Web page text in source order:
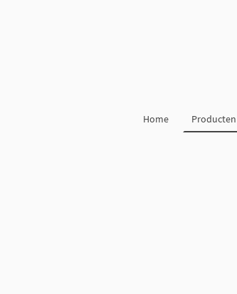
Home Producten